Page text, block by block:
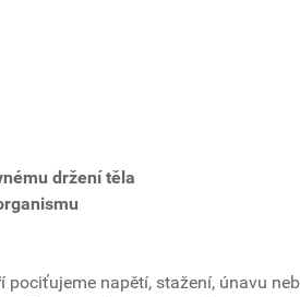
držení těla
pociťujeme napětí, stažení, únavu